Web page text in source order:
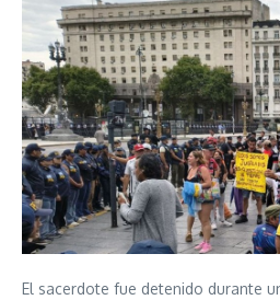
El sacerdote fue detenido durante